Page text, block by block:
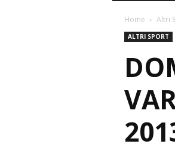
Home Altri
ALTRI SPORT